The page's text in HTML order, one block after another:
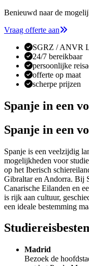
Benieuwd naar de
Vraag offerte aan
SGRZ / ANVR
24/7 bereikbaar
persoonlijke
offerte op maat
scherpe prijzen
Spanje in een
Spanje in een
Spanje is een veelzijdig
mogelijkheden voor
op het Iberisch
Gibraltar en Andorra. Bij
Canarische Eilanden en
is rijk aan cultuur,
een ideale bestemming
Madrid
Bezoek de